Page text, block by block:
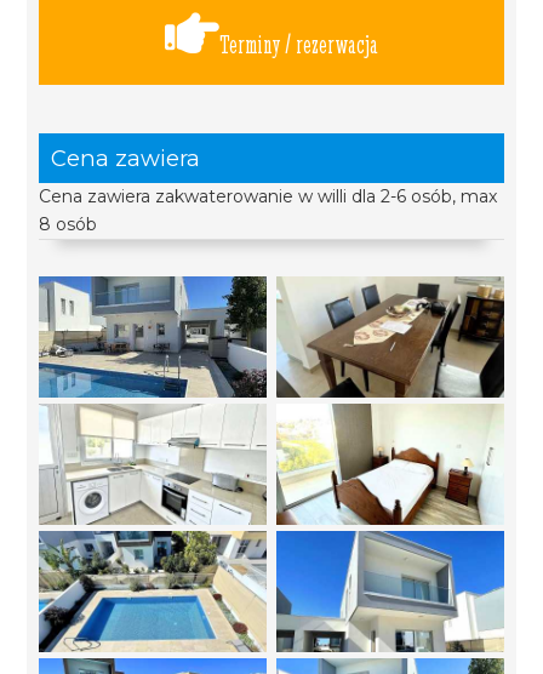
Terminy / rezerwacja
Cena zawiera
Cena zawiera zakwaterowanie w willi dla 2-6 osób, max
8 osób